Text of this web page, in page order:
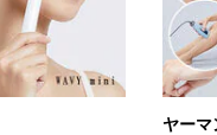
ヤーマ